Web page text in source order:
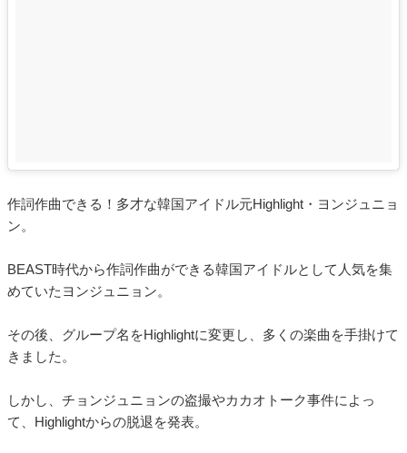
作詞作曲できる！多才な韓国アイドル元Highlight・ヨンジュニョ
ン。
BEAST時代から作詞作曲ができる韓国アイドルとして人気を集
めていたヨンジュニョン。
その後、グループ名をHighlightに変更し、多くの楽曲を手掛けて
きました。
しかし、チョンジュニョンの盗撮やカカオトーク事件によっ
て、Highlightからの脱退を発表。